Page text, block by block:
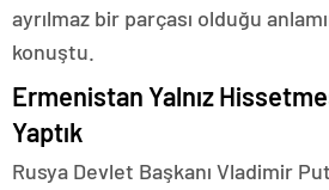
ayrılmaz bir parçası olduğu
konuştu.
Ermenistan Yalnız
Yaptık
Rusya Devlet Başkanı Vladimir